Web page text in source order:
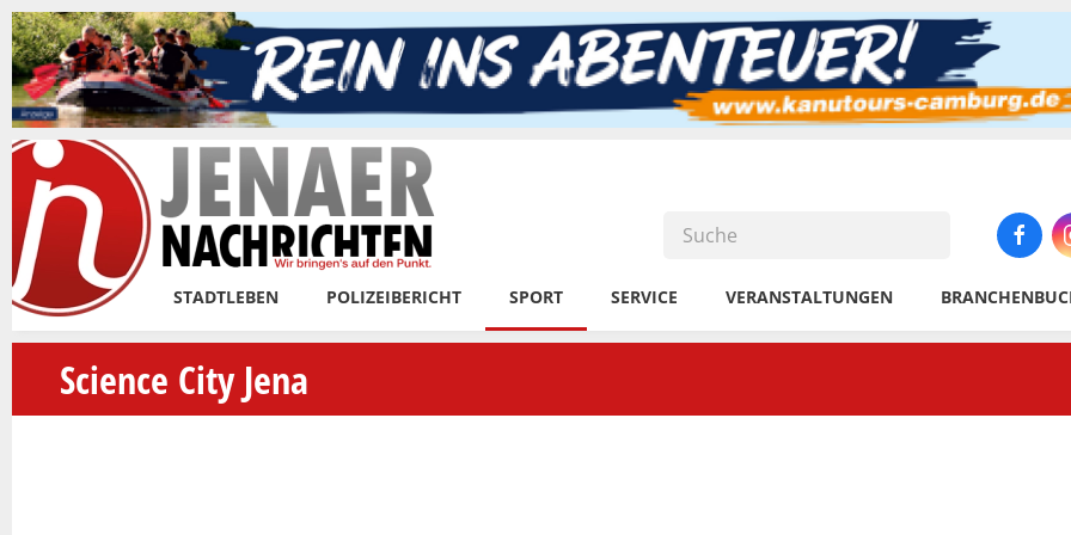
Skip to main content
STADTLEBEN POLIZEIBERICHT SPORT SERVICE VERANSTALTUNGEN
Science City Jena